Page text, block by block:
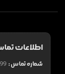
اطلاعات
شماره تماس :